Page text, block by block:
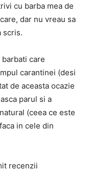
cu barba mea de
dar nu vreau sa
scris.
care
carantinei (desi
de aceasta ocazie
parul si a
(ceea ce este
in cele din
recenzii